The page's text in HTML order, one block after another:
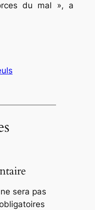
du mal », a
sera pas